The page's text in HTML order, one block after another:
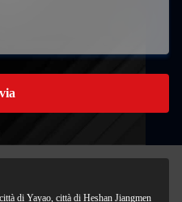
di Yayao, città di Heshan Jiangmen